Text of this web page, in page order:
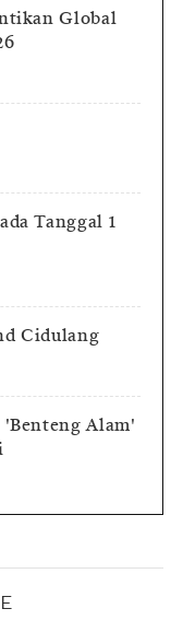
Global
Tanggal 1
Cidulang
Alam'